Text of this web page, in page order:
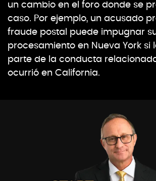
un cambio en el foro donde se
caso. Por ejemplo, un acusado
fraude postal puede impugnar
procesamiento en Nueva York si
parte de la conducta
ocurrió en California.